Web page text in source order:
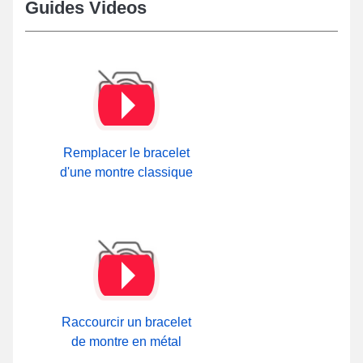
déployant haut de gamme et est composé en fibre de carbone.
Dans notre sectionFermoir Bracelet montre
ligne, il est possible de consulter tous les fermoirs en vente ou à
travers notre catégorie
Attache Bracelet Montre Métal
Vous pouvez lire notre instruction :
bracelet en se procurant lekit pour réduire bracelet montre métal
mm au niveau de l'entre-corne, ce style de bracelet montre
standard est approprié avec les boîtiers de montre de marque
Bulova, Mondaine, Daniel Wellington et encore d'autres.
Guides Videos
Remplacer le bracelet
d'une montre classique
Raccourcir un bracelet
de montre en métal